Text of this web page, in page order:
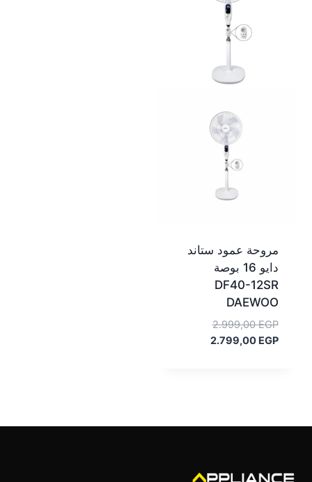
مروحة عمود ستاند
دايو 16 بوصة
DF40-12SR
DAEWOO
2.999,00EGP
السعر
الأصلي2.799,00 EGP
السعر